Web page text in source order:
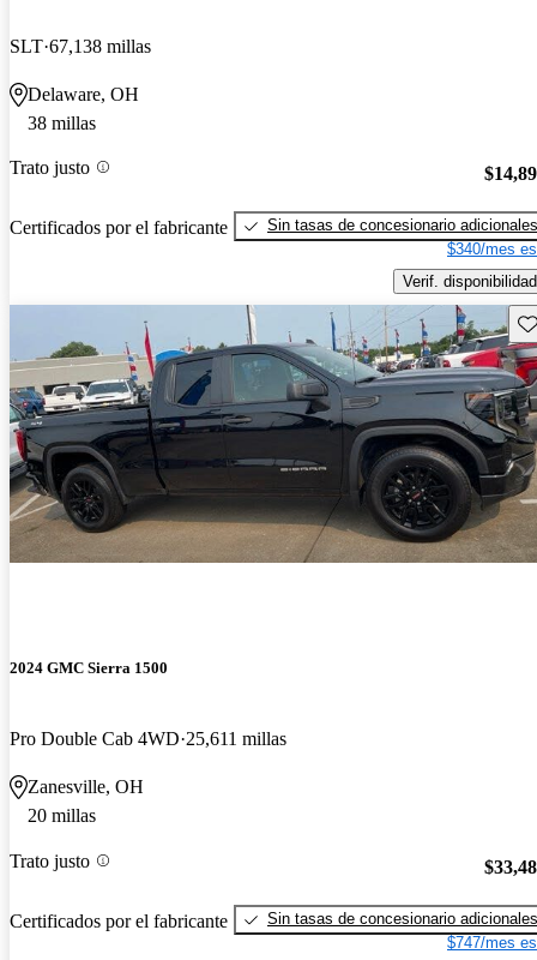
SLT 67,138 millas
Delaware, OH
38 millas
Trato justo
Certificados por el fabricante
Sin tasas de concesionario adicionales
$340/mes
Verif. disponibilidad
2024 GMC Sierra 1500
Pro Double Cab 4WD 25,611 millas
Zanesville, OH
20 millas
Trato justo
Certificados por el fabricante
Sin tasas de concesionario adicionales
$747/mes